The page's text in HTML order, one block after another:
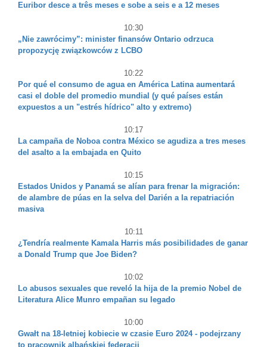
Euribor desce a três meses e sobe a seis e a 12 meses
10:30
„Nie zawrócimy”: minister finansów Ontario odrzuca
propozycję związkowców z LCBO
10:22
Por qué el consumo de agua en América Latina aumentará
casi el doble del promedio mundial (y qué países están
expuestos a un "estrés hídrico" alto y extremo)
10:17
La campaña de Noboa contra México se agudiza a tres meses
del asalto a la embajada en Quito
10:15
Estados Unidos y Panamá se alían para frenar la migración:
de alambre de púas en la selva del Darién a la repatriación
masiva
10:11
¿Tendría realmente Kamala Harris más posibilidades de ganar
a Donald Trump que Joe Biden?
10:02
Lo abusos sexuales que reveló la hija de la premio Nobel de
Literatura Alice Munro empañan su legado
10:00
Gwałt na 18-letniej kobiecie w czasie Euro 2024 - podejrzany
to pracownik albańskiej federacji